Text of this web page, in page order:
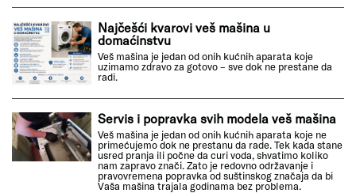
Najčešći kvarovi veš mašina u
domaćinstvu
Veš mašina je jedan od onih kućnih aparata koje
uzimamo zdravo za gotovo – sve dok ne prestane da
radi.
Servis i popravka svih modela veš mašina
Veš mašina je jedan od onih kućnih aparata koje ne
primećujemo dok ne prestanu da rade. Tek kada stane
usred pranja ili počne da curi voda, shvatimo koliko
nam zapravo znači. Zato je redovno održavanje i
pravovremena popravka od suštinskog značaja da bi
Vaša mašina trajala godinama bez problema.